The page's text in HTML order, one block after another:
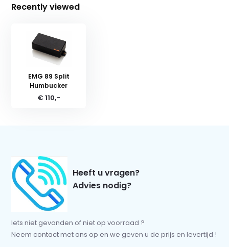
Recently viewed
EMG 89 Split
Humbucker
€ 110,-
Heeft u vragen?
Advies nodig?
Iets niet gevonden of niet op voorraad ?
Neem contact met ons op en we geven u de prijs en levertijd !